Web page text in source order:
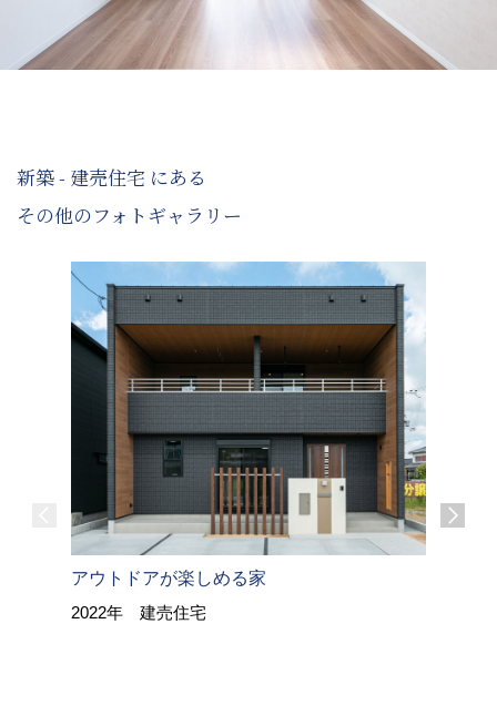
新築 - 建売住宅 にある
その他のフォトギャラリー
アウトドアが楽しめる家
2022年 建売住宅